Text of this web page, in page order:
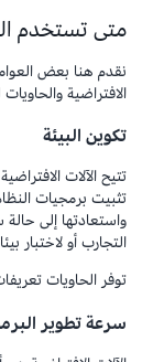
متى تستخدم
نقدم هنا بعض
الافتراضية
تكوين البيئة
تتيح الآلات
تثبيت برمجيات
واستعادتها إلى حالة
التجارب أو لاختبار
توفر الحاويات
سرعة تطوير